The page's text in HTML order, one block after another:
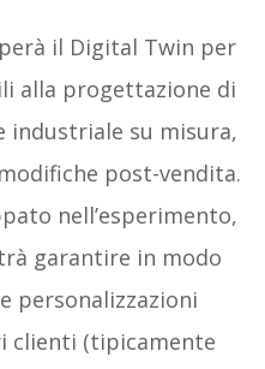
il Digital Twin per
alla progettazione di
industriale su misura,
post-vendita.
nell’esperimento,
garantire in modo
personalizzazioni
clienti (tipicamente